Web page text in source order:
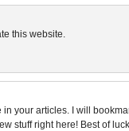
this website.
in your articles. I will
stuff right here! Best of